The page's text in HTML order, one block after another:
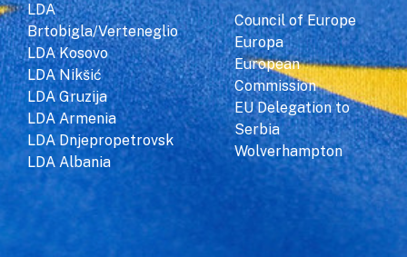
LDA
Brtobigla/Verteneglio
LDA Kosovo
LDA Nikšić
LDA Gruzija
LDA Armenia
LDA Dnjepropetrovsk
LDA Albania
Council of Europe
Europa
European
Commission
EU Delegation to
Serbia
Wolverhampton